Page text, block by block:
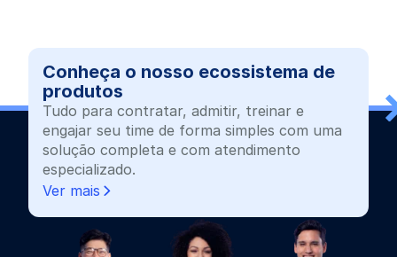
Conheça o nosso ecossistema de
produtos
Tudo para contratar, admitir, treinar e
engajar seu time de forma simples com uma
solução completa e com atendimento
especializado.
Ver mais